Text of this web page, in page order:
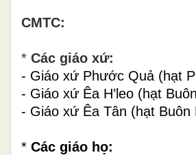
CMTC:
* Các giáo xứ:
- Giáo xứ Phước Quả (hạt
- Giáo xứ Êa H’leo (hạt
- Giáo xứ Êa Tân (hạt Buôn
* Các giáo họ: